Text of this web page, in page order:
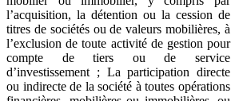
l’acquisition, la détention ou la cession de
titres de sociétés ou de valeurs mobilières, à
l’exclusion de toute activité de gestion pour
compte de tiers ou de service
d’investissement ; La participation directe
ou indirecte de la société à toutes opérations